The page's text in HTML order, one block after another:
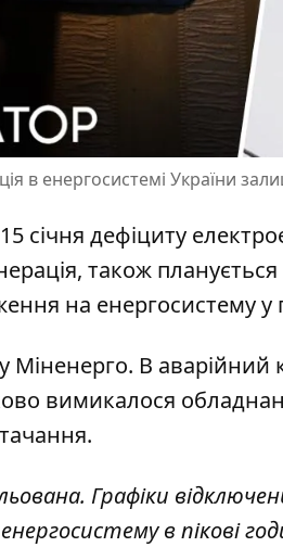
в енергосистемі України
січня дефіциту
також
на енергосистему у
Міненерго. В аварійний
вимикалося
Графіки
в пікові